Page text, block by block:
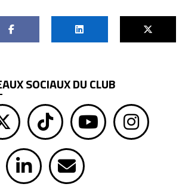
SOCIAUX DU CLUB